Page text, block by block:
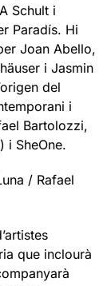
Schult i
Paradís. Hi
Joan Abello,
i Jasmin
del
i
Bartolozzi,
i SheOne.
/ Rafael
que inclourà